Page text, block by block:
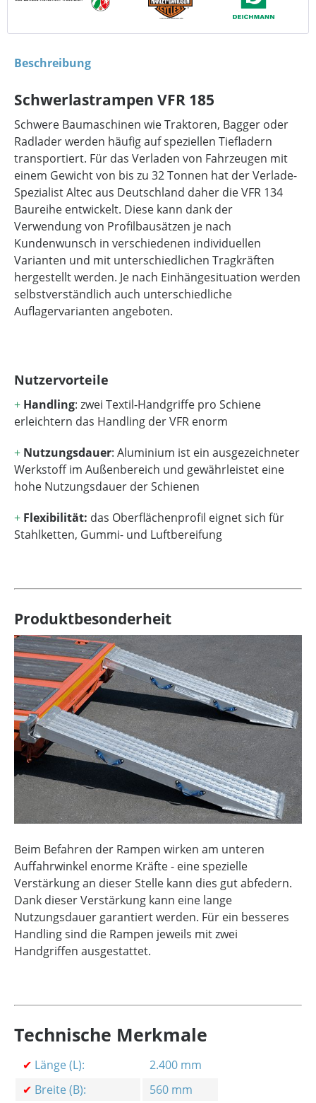
Beschreibung
Schwerlastrampen VFR 185
Schwere Baumaschinen wie Traktoren, Bagger oder
Radlader werden häufig auf speziellen Tiefladern
transportiert. Für das Verladen von Fahrzeugen mit
einem Gewicht von bis zu 32 Tonnen hat der Verlade-
Spezialist Altec aus Deutschland daher die VFR 134
Baureihe entwickelt. Diese kann dank der
Verwendung von Profilbausätzen je nach
Kundenwunsch in verschiedenen individuellen
Varianten und mit unterschiedlichen Tragkräften
hergestellt werden. Je nach Einhängesituation werden
selbstverständlich auch unterschiedliche
Auflagervarianten angeboten.
Nutzervorteile
+ Handling: zwei Textil-Handgriffe pro Schiene
erleichtern das Handling der VFR enorm
+ Nutzungsdauer: Aluminium ist ein ausgezeichneter
Werkstoff im Außenbereich und gewährleistet eine
hohe Nutzungsdauer der Schienen
+ Flexibilität: das Oberflächenprofil eignet sich für
Stahlketten, Gummi- und Luftbereifung
Produktbesonderheit
Beim Befahren der Rampen wirken am unteren
Auffahrwinkel enorme Kräfte - eine spezielle
Verstärkung an dieser Stelle kann dies gut abfedern.
Dank dieser Verstärkung kann eine lange
Nutzungsdauer garantiert werden. Für ein besseres
Handling sind die Rampen jeweils mit zwei
Handgriffen ausgestattet.
Technische Merkmale
✔ Länge (L):
2.400 mm
✔ Breite (B): 560 mm